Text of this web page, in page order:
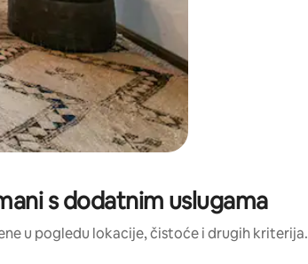
s dodatnim uslugama
u pogledu lokacije, čistoće i drugih kriterija.